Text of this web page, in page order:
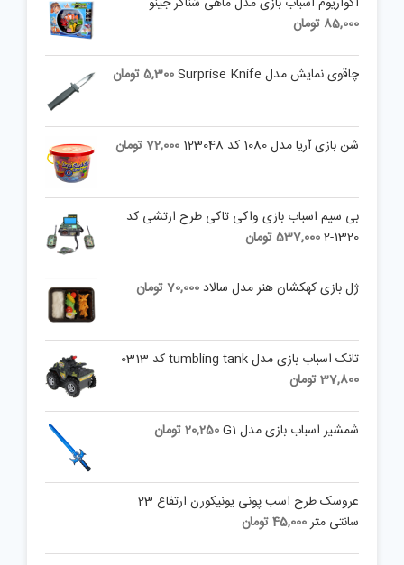
85,000 تومان
چاقوی نمایش مدل Surprise Knife 5,300تومان
شن بازی آریا مدل 1080 کد 123048 72,000تومان
بی سیم اسباب بازی واکی تاکی طرح ارتشی کد
1320-2
537,000تومان
ژل بازی کهکشان هنر مدل سالاد 70,000تومان
تانک اسباب بازی مدل tumbling tank کد 0313
37,800تومان
شمشیر اسباب بازی مدل G1 20,250تومان
عروسک طرح اسب پونی یونیکورن ارتفاع 23
سانتی متر45,000تومان